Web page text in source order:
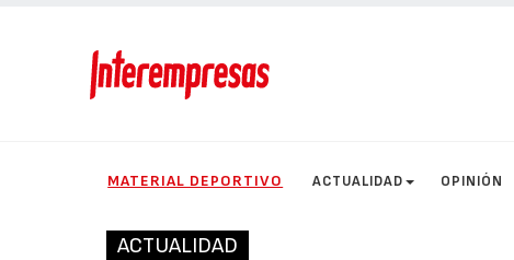
MATERIAL DEPORTIVO ACTUALIDAD OPINIÓN
ACTUALIDAD